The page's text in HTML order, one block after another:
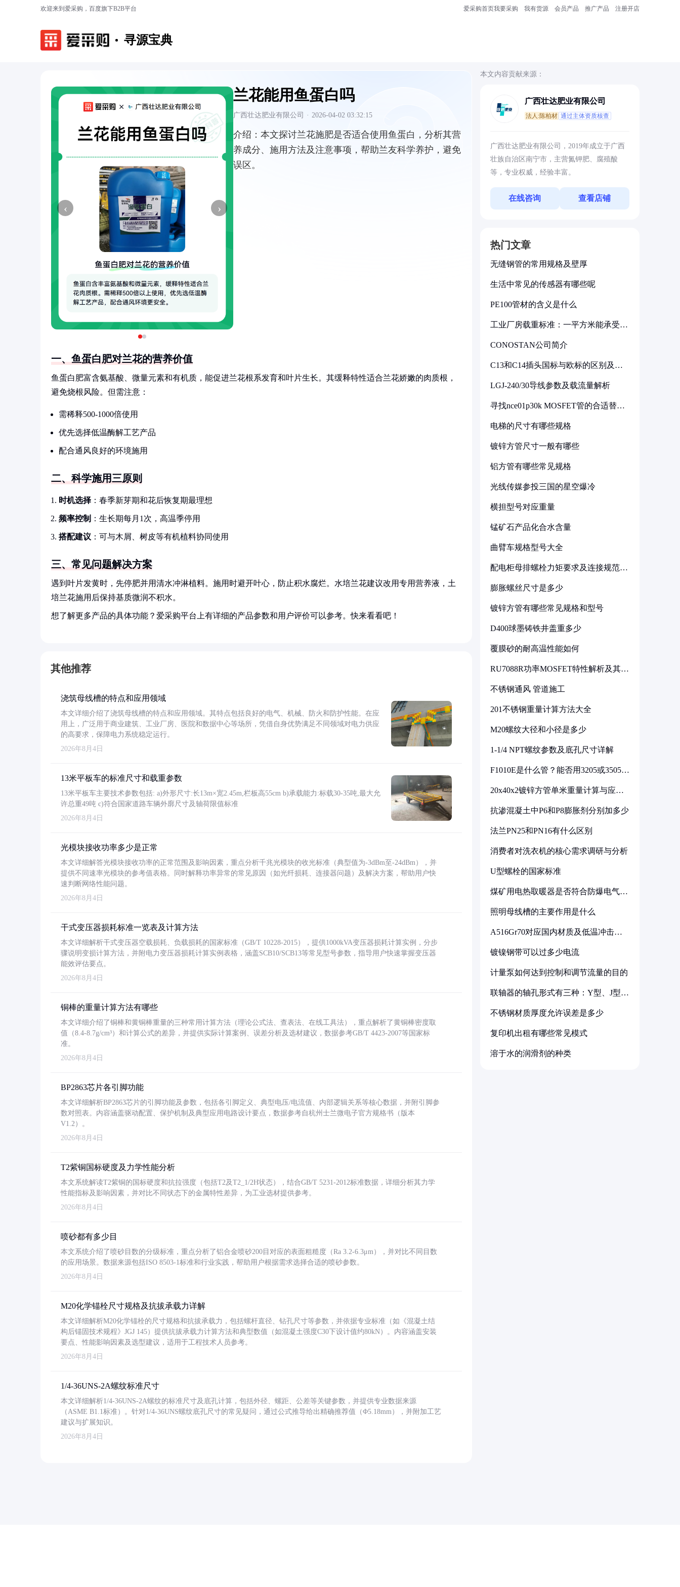
欢迎来到爱采购，百度旗下B2B平台 爱采购首页我要采购 我有货源 会员产品 推广产品 注册开店
寻源宝典
‹ ›
兰花能用鱼蛋白吗
广西壮达肥业有限公司 · 2026-04-02 03:32:15
介绍： 本文探讨兰花施肥是否适合使用鱼蛋白，分析其营
养成分、施用方法及注意事项，帮助兰友科学养护，避免
误区。
一、鱼蛋白肥对兰花的营养价值
鱼蛋白肥富含氨基酸、微量元素和有机质，能促进兰花根系发育和叶片生长。其缓释特性适合兰花娇嫩的肉质根，
避免烧根风险。但需注意：
需稀释500-1000倍使用
优先选择低温酶解工艺产品
配合通风良好的环境施用
二、科学施用三原则
时机选择 ：春季新芽期和花后恢复期最理想
频率控制 ：生长期每月1次，高温季停用
搭配建议 ：可与木屑、树皮等有机植料协同使用
三、常见问题解决方案
遇到叶片发黄时，先停肥并用清水冲淋植料。施用时避开叶心，防止积水腐烂。水培兰花建议改用专用营养液，土
培兰花施用后保持基质微润不积水。
想了解更多产品的具体功能？爱采购平台上有详细的产品参数和用户评价可以参考。快来看看吧！
其他推荐
浇筑母线槽的特点和应用领域
本文详细介绍了浇筑母线槽的特点和应用领域。其特点包括良好的电气、机械、防火和防护性能。在应
用上，广泛用于商业建筑、工业厂房、医院和数据中心等场所，凭借自身优势满足不同领域对电力供应
的高要求，保障电力系统稳定运行。
2026年8月4日
13米平板车的标准尺寸和载重参数
13米平板车主要技术参数包括: a)外形尺寸:长13m×宽2.45m,栏板高55cm b)承载能力:标载30-35吨,最大允
许总重49吨 c)符合国家道路车辆外廓尺寸及轴荷限值标准
2026年8月4日
光模块接收功率多少是正常
本文详细解答光模块接收功率的正常范围及影响因素，重点分析千兆光模块的收光标准（典型值为-3dBm至-24dBm），并
提供不同速率光模块的参考值表格。同时解释功率异常的常见原因（如光纤损耗、连接器问题）及解决方案，帮助用户快
速判断网络性能问题。
2026年8月4日
干式变压器损耗标准一览表及计算方法
本文详细解析干式变压器空载损耗、负载损耗的国家标准（GB/T 10228-2015），提供1000kVA变压器损耗计算实例，分步
骤说明变损计算方法，并附电力变压器损耗计算实例表格，涵盖SCB10/SCB13等常见型号参数，指导用户快速掌握变压器
能效评估要点。
2026年8月4日
铜棒的重量计算方法有哪些
本文详细介绍了铜棒和黄铜棒重量的三种常用计算方法（理论公式法、查表法、在线工具法），重点解析了黄铜棒密度取
值（8.4-8.7g/cm³）和计算公式的差异，并提供实际计算案例、误差分析及选材建议，数据参考GB/T 4423-2007等国家标
准。
2026年8月4日
BP2863芯片各引脚功能
本文详细解析BP2863芯片的引脚功能及参数，包括各引脚定义、典型电压/电流值、内部逻辑关系等核心数据，并附引脚参
数对照表。内容涵盖驱动配置、保护机制及典型应用电路设计要点，数据参考自杭州士兰微电子官方规格书（版本
V1.2）。
2026年8月4日
T2紫铜国标硬度及力学性能分析
本文系统解读T2紫铜的国标硬度和抗拉强度（包括T2及T2_1/2H状态），结合GB/T 5231-2012标准数据，详细分析其力学
性能指标及影响因素，并对比不同状态下的金属特性差异，为工业选材提供参考。
2026年8月4日
喷砂都有多少目
本文系统介绍了喷砂目数的分级标准，重点分析了铝合金喷砂200目对应的表面粗糙度（Ra 3.2-6.3μm），并对比不同目数
的应用场景。数据来源包括ISO 8503-1标准和行业实践，帮助用户根据需求选择合适的喷砂参数。
2026年8月4日
M20化学锚栓尺寸规格及抗拔承载力详解
本文详细解析M20化学锚栓的尺寸规格和抗拔承载力，包括螺杆直径、钻孔尺寸等参数，并依据专业标准（如《混凝土结
构后锚固技术规程》JGJ 145）提供抗拔承载力计算方法和典型数值（如混凝土强度C30下设计值约80kN）。内容涵盖安装
要点、性能影响因素及选型建议，适用于工程技术人员参考。
2026年8月4日
1/4-36UNS-2A螺纹标准尺寸
本文详细解析1/4-36UNS-2A螺纹的标准尺寸及底孔计算，包括外径、螺距、公差等关键参数，并提供专业数据来源
（ASME B1.1标准）。针对1/4-36UNS螺纹底孔尺寸的常见疑问，通过公式推导给出精确推荐值（Φ5.18mm），并附加工艺
建议与扩展知识。
2026年8月4日
本文内容贡献来源：
广西壮达肥业有限公司
法人:陈柏材 通过主体资质核查
广西壮达肥业有限公司，2019年成立于广西
壮族自治区南宁市，主营氮钾肥、腐殖酸
等，专业权威，经验丰富。
在线咨询 查看店铺
热门文章
无缝钢管的常用规格及壁厚
生活中常见的传感器有哪些呢
PE100管材的含义是什么
工业厂房载重标准：一平方米能承受多
CONOSTAN公司简介
C13和C14插头国标与欧标的区别及其
LGJ-240/30导线参数及载流量解析
寻找nce01p30k MOSFET管的合适替代
电梯的尺寸有哪些规格
镀锌方管尺寸一般有哪些
铝方管有哪些常见规格
光线传媒参投三国的星空爆冷
横担型号对应重量
锰矿石产品化合水含量
曲臂车规格型号大全
配电柜母排螺栓力矩要求及连接规范详
膨胀螺丝尺寸是多少
镀锌方管有哪些常见规格和型号
D400球墨铸铁井盖重多少
覆膜砂的耐高温性能如何
RU7088R功率MOSFET特性解析及其在
不锈钢通风 管道施工
201不锈钢重量计算方法大全
M20螺纹大径和小径是多少
1-1/4 NPT螺纹参数及底孔尺寸详解
F1010E是什么管？能否用3205或3505代
20x40x2镀锌方管单米重量计算与应用
抗渗混凝土中P6和P8膨胀剂分别加多少
法兰PN25和PN16有什么区别
消费者对洗衣机的核心需求调研与分析
U型螺栓的国家标准
煤矿用电热取暖器是否符合防爆电气设
照明母线槽的主要作用是什么
A516Gr70对应国内材质及低温冲击要
镀镍钢带可以过多少电流
计量泵如何达到控制和调节流量的目的
联轴器的轴孔形式有三种：Y型、J型、
不锈钢材质厚度允许误差是多少
复印机出租有哪些常见模式
溶于水的润滑剂的种类